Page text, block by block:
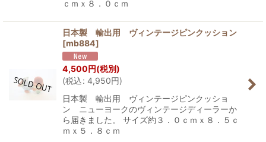
ｃｍｘ８．０ｃｍ
日本製 輸出用 ヴィンテージピンクッション
[mb884]
4,500 円(税別)
(税込: 4,950円)
日本製 輸出用 ヴィンテージピンクッショ
ン ニューヨークのヴィンテージディーラーか
ら届きました。 サイズ約３．０ｃｍｘ８．５ｃ
ｍｘ５．８ｃｍ